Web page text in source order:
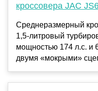
кроссовера JAC
Среднеразмерный
1,5-литровый
мощностью 174 л.с. и
двумя «мокрыми»